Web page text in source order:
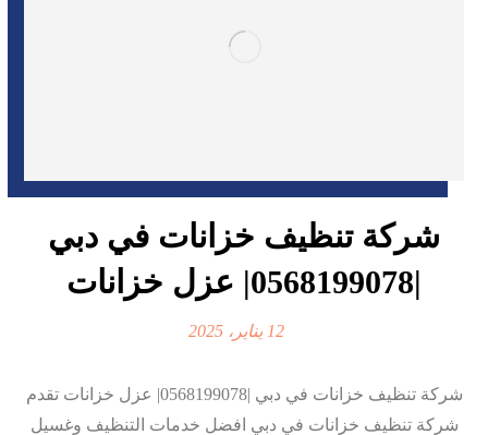
شركة تنظيف خزانات في دبي
|0568199078| عزل خزانات
12 يناير، 2025
شركة تنظيف خزانات في دبي |0568199078| عزل خزانات تقدم
شركة تنظيف خزانات في دبي افضل خدمات التنظيف وغسيل